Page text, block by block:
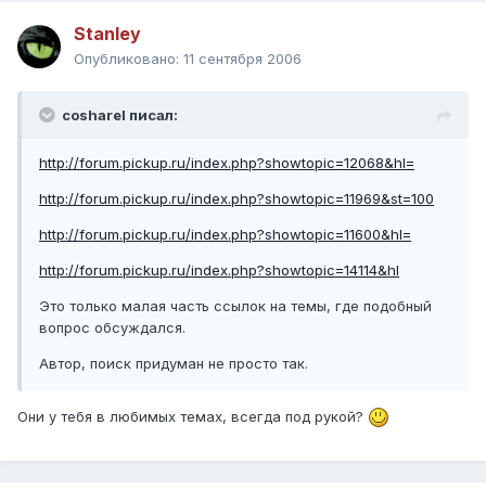
Stanley
Опубликовано: 11 сентября 2006
cosharel писал:
http://forum.pickup.ru/index.php?showtopic=12068&hl=
http://forum.pickup.ru/index.php?showtopic=11969&st=100
http://forum.pickup.ru/index.php?showtopic=11600&hl=
http://forum.pickup.ru/index.php?showtopic=14114&hl
Это только малая часть ссылок на темы, где подобный
вопрос обсуждался.
Автор, поиск придуман не просто так.
Они у тебя в любимых темах, всегда под рукой?